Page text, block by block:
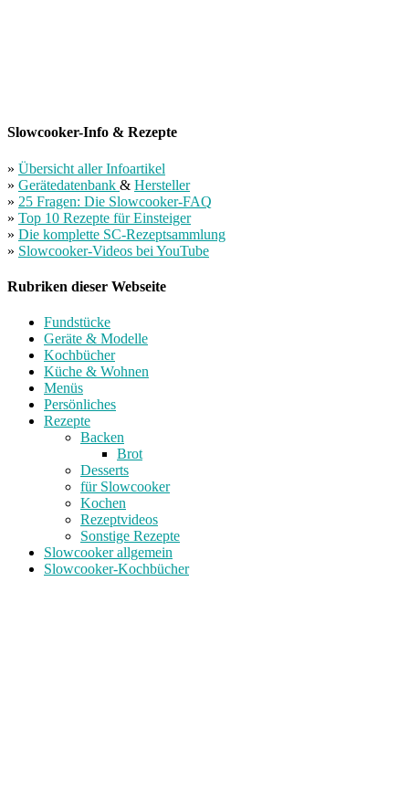
Slowcooker-Info & Rezepte
» Übersicht aller Infoartikel
» Gerätedatenbank & Hersteller
» 25 Fragen: Die Slowcooker-FAQ
» Top 10 Rezepte für Einsteiger
» Die komplette SC-Rezeptsammlung
» Slowcooker-Videos bei YouTube
Rubriken dieser Webseite
Fundstücke
Geräte & Modelle
Kochbücher
Küche & Wohnen
Menüs
Persönliches
Rezepte
Backen
Brot
Desserts
für Slowcooker
Kochen
Rezeptvideos
Sonstige Rezepte
Slowcooker allgemein
Slowcooker-Kochbücher